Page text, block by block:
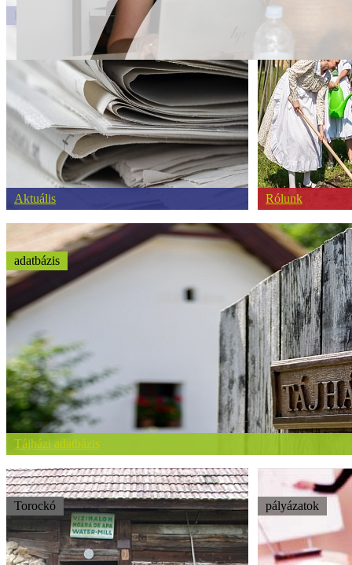
Beszámoló a kiskőrösi Tájházi Múzeumi Gyakorlatról
hírek
Aktuális
kik vagyunk
Rólunk
adatbázis
Tájházi adatbázis
Torockó pályázatok